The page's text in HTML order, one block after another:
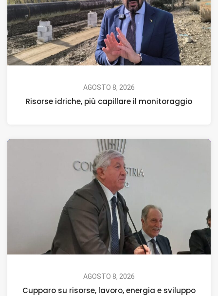
AGOSTO 8, 2026
Risorse idriche, più capillare il monitoraggio
AGOSTO 8, 2026
Cupparo su risorse, lavoro, energia e sviluppo